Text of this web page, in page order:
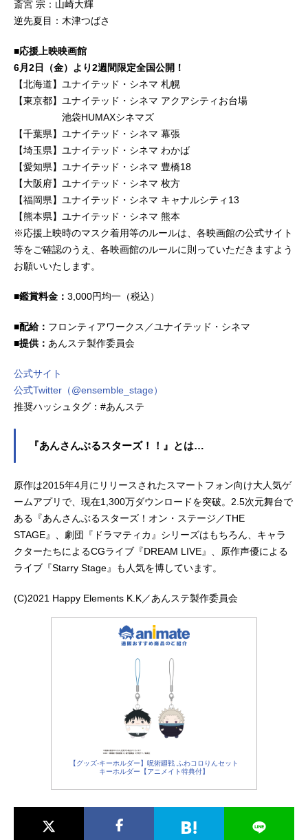
斎宮 宗：山崎大輝
逆先夏目：木津つばさ
■応援上映映画館
6月2日（金）より2週間限定全国公開！
【北海道】ユナイテッド・シネマ 札幌
【東京都】ユナイテッド・シネマ アクアシティお台場
池袋HUMAXシネマズ
【千葉県】ユナイテッド・シネマ 幕張
【埼玉県】ユナイテッド・シネマ わかば
【愛知県】ユナイテッド・シネマ 豊橋18
【大阪府】ユナイテッド・シネマ 枚方
【福岡県】ユナイテッド・シネマ キャナルシティ13
【熊本県】ユナイテッド・シネマ 熊本
※応援上映時のマスク着用等のルールは、各映画館の公式サイト
等をご確認のうえ、各映画館のルールに則っていただきますよう
お願いいたします。
■鑑賞料金： 3,000円均一（税込）
■配給： フロンティアワークス／ユナイテッド・シネマ
■提供： あんステ製作委員会
公式サイト
公式Twitter（@ensemble_stage）
推奨ハッシュタグ：#あんステ
『あんさんぶるスターズ！！』とは…
原作は2015年4月にリリースされたスマートフォン向け大人気ゲ
ームアプリで、現在1,300万ダウンロードを突破。2.5次元舞台で
ある『あんさんぶるスターズ！オン・ステージ／THE
STAGE』、劇団『ドラマティカ』シリーズはもちろん、キャラ
クターたちによるCGライブ『DREAM LIVE』、原作声優による
ライブ『Starry Stage』も人気を博しています。
(C)2021 Happy Elements K.K／あんステ製作委員会
【グッズ-キーホルダー】呪術廻戦 ふわコロりんセット
キーホルダー【アニメイト特典付】